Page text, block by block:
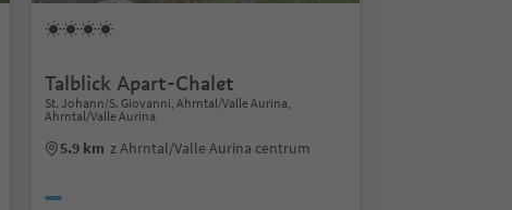
Talblick Apart-Chalet
St. Johann/S. Giovanni, Ahrntal/Valle Aurina,
Ahrntal/Valle Aurina
5.9 km z Ahrntal/Valle Aurina centrum